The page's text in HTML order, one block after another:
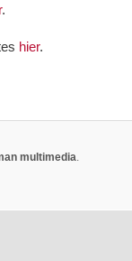
.
hier.
multimedia